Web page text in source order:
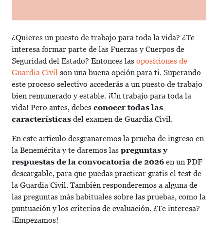
¿Quieres un puesto de trabajo para toda la vida? ¿Te
interesa formar parte de las Fuerzas y Cuerpos de
Seguridad del Estado? Entonces las oposiciones de
Guardia Civil son una buena opción para ti. Superando
este proceso selectivo accederás a un puesto de trabajo
bien remunerado y estable. ¡Un trabajo para toda la
vida! Pero antes, debes conocer todas las
características del examen de Guardia Civil.
En este artículo desgranaremos la prueba de ingreso en
la Benemérita y te daremos las preguntas y
respuestas de la convocatoria de 2026 en un PDF
descargable, para que puedas practicar gratis el test de
la Guardia Civil. También responderemos a alguna de
las preguntas más habituales sobre las pruebas, como la
puntuación y los criterios de evaluación. ¿Te interesa?
¡Empezamos!